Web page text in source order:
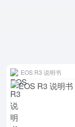
EOS R3 说明书